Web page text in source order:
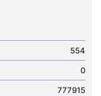
554
0
777915